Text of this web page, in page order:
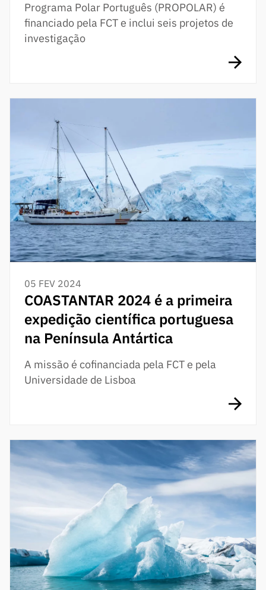
Programa Polar Português (PROPOLAR) é
financiado pela FCT e inclui seis projetos de
investigação
05 FEV 2024
COASTANTAR 2024 é a primeira
expedição científica portuguesa
na Península Antártica
A missão é cofinanciada pela FCT e pela
Universidade de Lisboa